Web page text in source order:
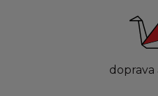
doprava